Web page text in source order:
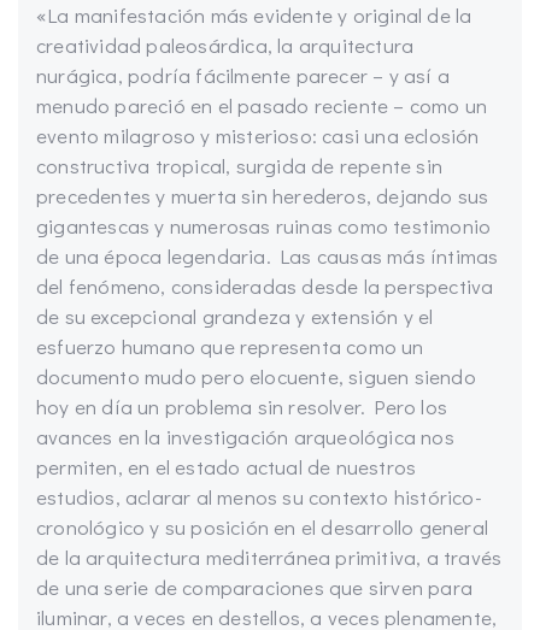
«La manifestación más evidente y original de la
creatividad paleosárdica, la arquitectura
nurágica, podría fácilmente parecer – y así a
menudo pareció en el pasado reciente – como un
evento milagroso y misterioso: casi una eclosión
constructiva tropical, surgida de repente sin
precedentes y muerta sin herederos, dejando sus
gigantescas y numerosas ruinas como testimonio
de una época legendaria. Las causas más íntimas
del fenómeno, consideradas desde la perspectiva
de su excepcional grandeza y extensión y el
esfuerzo humano que representa como un
documento mudo pero elocuente, siguen siendo
hoy en día un problema sin resolver. Pero los
avances en la investigación arqueológica nos
permiten, en el estado actual de nuestros
estudios, aclarar al menos su contexto histórico-
cronológico y su posición en el desarrollo general
de la arquitectura mediterránea primitiva, a través
de una serie de comparaciones que sirven para
iluminar, a veces en destellos, a veces plenamente,